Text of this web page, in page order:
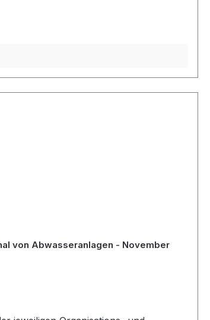
von Abwasseranlagen - November